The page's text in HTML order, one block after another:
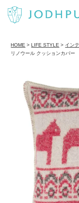
HOME LIFE STYLE イン
リノウール クッションカバー